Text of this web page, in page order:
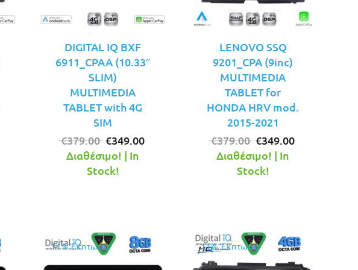
DIGITAL IQ BXF
6911_CPAA (10.33″
SLIM)
MULTIMEDIA
TABLET with 4G
SIM
€379.00 Original
price
was:
€349.00
Διαθέσιμο! | In
Stock!
LENOVO SSQ
9201_CPA (9inc)
MULTIMEDIA
TABLET for
HONDA HRV mod.
2015-2021
€379.00 Original
price
was:
€349.00
Διαθέσιμο! | In
Stock!
11% Έκπτωση 11% Έκπτωση